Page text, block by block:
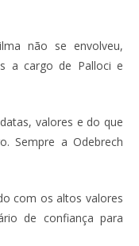
não se envolveu,
a cargo de Palloci e
valores e do que
Sempre a Odebrech
com os altos valores
de confiança para